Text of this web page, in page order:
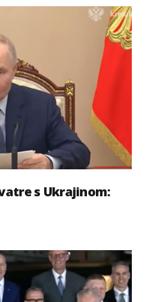
s Ukrajinom: